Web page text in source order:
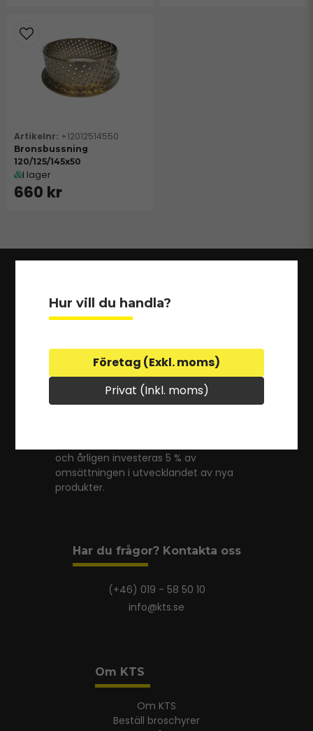
+12012514550
Bronsbussning
120/125/145x50
I lager
660 kr
Hur vill du handla?
Företag (Exkl. moms)
Privat (Inkl. moms)
KTS är en förkortning av Kumla Traktor
Service. Företaget som startades 1951
och årligen investeras 5 % av
omsättningen i utvecklandet av nya
produkter.
Har du frågor? Kontakta oss
(+46) 019 - 58 50 10
info@kts.se
Om KTS
Om KTS
Beställ broschyrer